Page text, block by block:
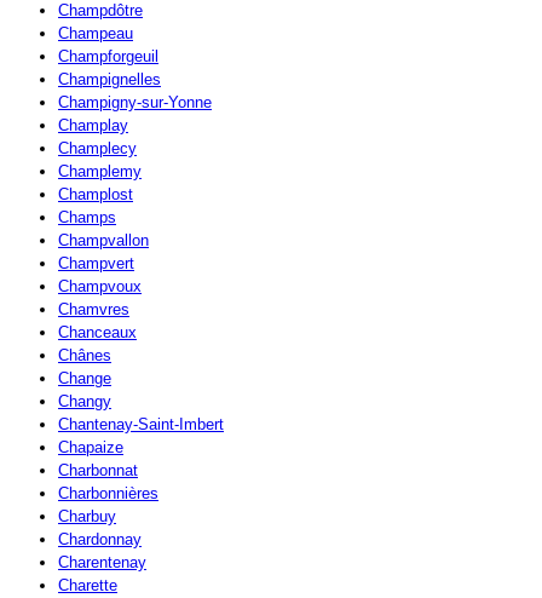
Champdôtre
Champeau
Champforgeuil
Champignelles
Champigny-sur-Yonne
Champlay
Champlecy
Champlemy
Champlost
Champs
Champvallon
Champvert
Champvoux
Chamvres
Chanceaux
Chânes
Change
Changy
Chantenay-Saint-Imbert
Chapaize
Charbonnat
Charbonnières
Charbuy
Chardonnay
Charentenay
Charette